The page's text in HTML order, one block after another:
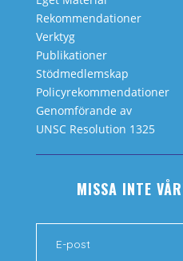
Rekommendationer
Verktyg
Publikationer
Stödmedlemskap
Policyrekommendationer
Genomförande av
UNSC Resolution 1325
MISSA INTE